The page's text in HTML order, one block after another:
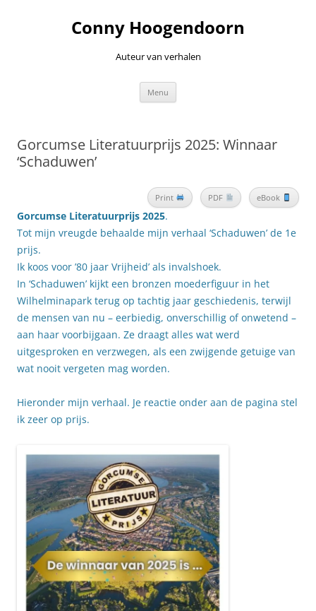
Conny Hoogendoorn
Auteur van verhalen
Menu
Gorcumse Literatuurprijs 2025: Winnaar
‘Schaduwen’
Print PDF eBook
Gorcumse Literatuurprijs 2025.
Tot mijn vreugde behaalde mijn verhaal ‘Schaduwen’ de 1e
prijs.
Ik koos voor ’80 jaar Vrijheid’ als invalshoek.
In ‘Schaduwen’ kijkt een bronzen moederfiguur in het
Wilhelminapark terug op tachtig jaar geschiedenis, terwijl
de mensen van nu – eerbiedig, onverschillig of onwetend –
aan haar voorbijgaan. Ze draagt alles wat werd
uitgesproken en verzwegen, als een zwijgende getuige van
wat nooit vergeten mag worden.
Hieronder mijn verhaal. Je reactie onder aan de pagina stel
ik zeer op prijs.